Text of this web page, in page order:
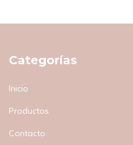
Categorías
Inicio
Productos
Contacto